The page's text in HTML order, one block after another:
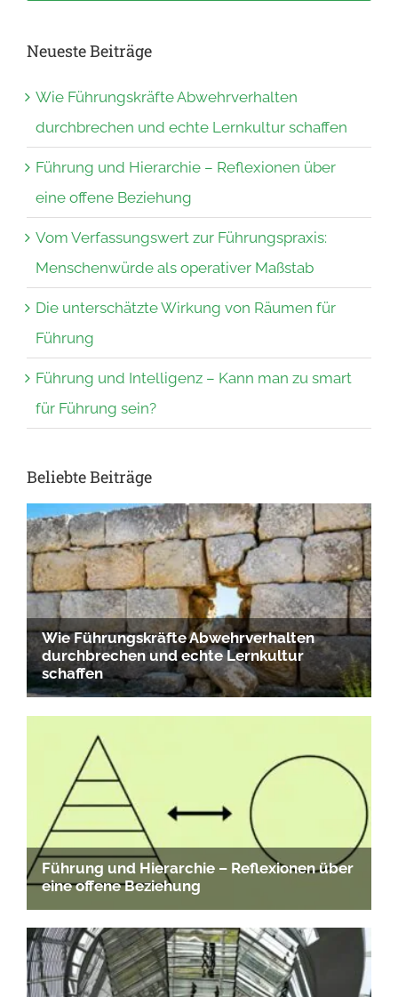
Neueste Beiträge
Wie Führungskräfte Abwehrverhalten
durchbrechen und echte Lernkultur schaffen
Führung und Hierarchie – Reflexionen über
eine offene Beziehung
Vom Verfassungswert zur Führungspraxis:
Menschenwürde als operativer Maßstab
Die unterschätzte Wirkung von Räumen für
Führung
Führung und Intelligenz – Kann man zu smart
für Führung sein?
Beliebte Beiträge